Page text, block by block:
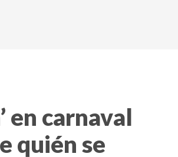
en carnaval
quién se